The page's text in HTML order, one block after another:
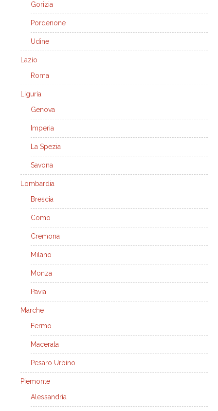
Gorizia
Pordenone
Udine
Lazio
Roma
Liguria
Genova
Imperia
La Spezia
Savona
Lombardia
Brescia
Como
Cremona
Milano
Monza
Pavia
Marche
Fermo
Macerata
Pesaro Urbino
Piemonte
Alessandria